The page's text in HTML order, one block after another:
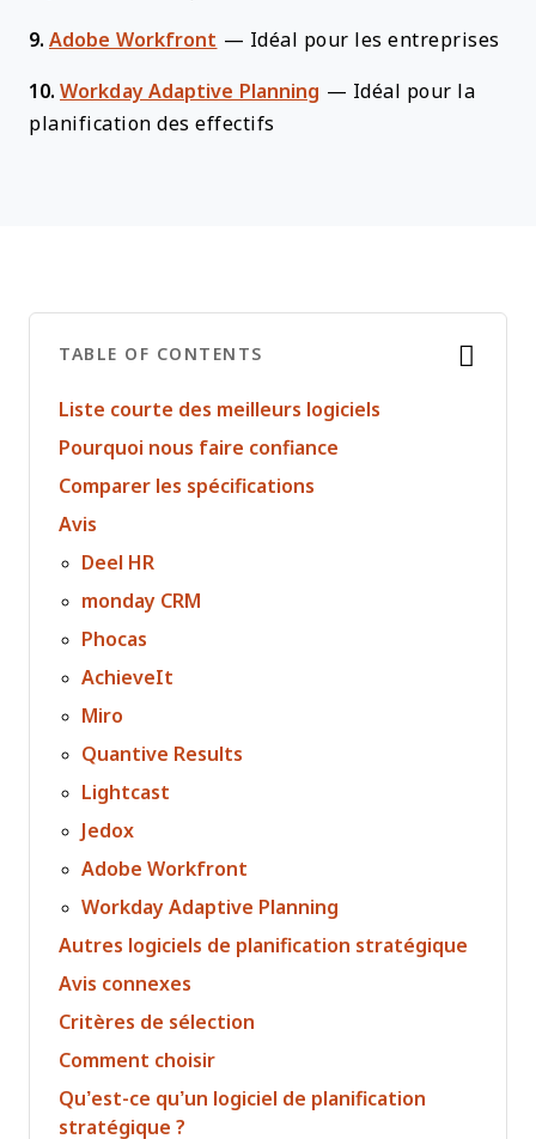
9. Adobe Workfront — Idéal pour les entreprises
10. Workday Adaptive Planning — Idéal pour la
planification des effectifs
TABLE OF CONTENTS
Liste courte des meilleurs logiciels
Pourquoi nous faire confiance
Comparer les spécifications
Avis
Deel HR
monday CRM
Phocas
AchieveIt
Miro
Quantive Results
Lightcast
Jedox
Adobe Workfront
Workday Adaptive Planning
Autres logiciels de planification stratégique
Avis connexes
Critères de sélection
Comment choisir
Qu’est-ce qu’un logiciel de planification
stratégique ?